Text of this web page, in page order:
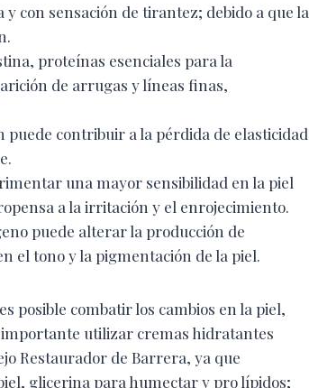
con sensación de tirantez; debido a que la
proteínas esenciales para la
de arrugas y líneas finas,
contribuir a la pérdida de elasticidad
una mayor sensibilidad en la piel
a la irritación y el enrojecimiento.
puede alterar la producción de
el tono y la pigmentación de la piel.
posible combatir los cambios en la piel,
utilizar cremas hidratantes
Restaurador de Barrera, ya que
glicerina para humectar y pro lípidos;